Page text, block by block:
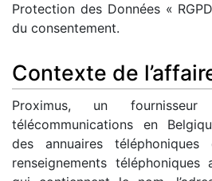
Protection des Données «
du consentement.
Contexte de
Proximus, un
télécommunications en
des annuaires
renseignements